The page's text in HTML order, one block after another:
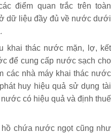
điểm quan trắc trên toàn
dữ liệu đầy đủ về nước dưới
khai thác nước mặn, lợ, kết
để cung cấp nước sạch cho
các nhà máy khai thác nước
huy hiệu quả sử dụng tài
có hiệu quả và định thuế
chứa nước ngọt cũng như